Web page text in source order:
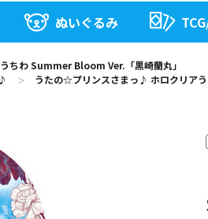
ぬいぐるみ
ちわ Summer Bloom Ver.「黒崎蘭丸」
＞ うたの☆プリンスさまっ♪ ホロクリア